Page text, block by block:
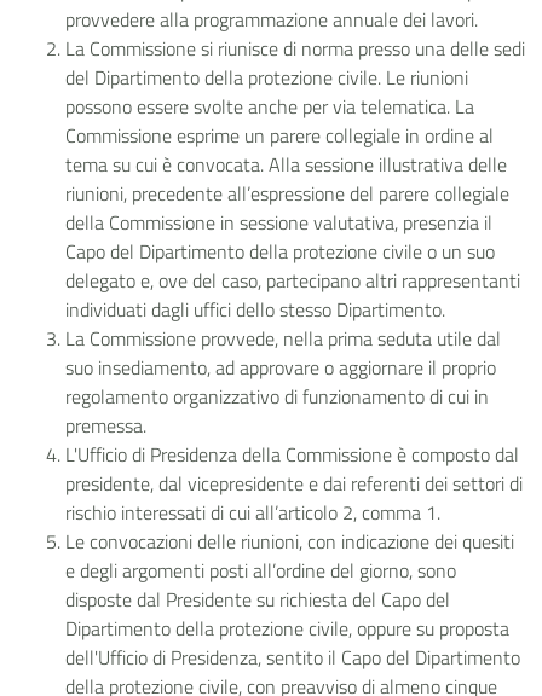
provvedere alla programmazione annuale dei lavori.
La Commissione si riunisce di norma presso una delle sedi
del Dipartimento della protezione civile. Le riunioni
possono essere svolte anche per via telematica. La
Commissione esprime un parere collegiale in ordine al
tema su cui è convocata. Alla sessione illustrativa delle
riunioni, precedente all’espressione del parere collegiale
della Commissione in sessione valutativa, presenzia il
Capo del Dipartimento della protezione civile o un suo
delegato e, ove del caso, partecipano altri rappresentanti
individuatidagli uffici dello stesso Dipartimento.
La Commissione provvede, nella prima seduta utile dal
suo insediamento, ad approvare o aggiornare il proprio
regolamento organizzativo di funzionamento di cui in
premessa.
L'Ufficio di Presidenza della Commissione è composto dal
presidente, dal vicepresidente e dai referenti dei settori di
rischio interessati di cui all’articolo 2, comma 1.
Le convocazioni delle riunioni, con indicazione dei quesiti
e degli argomenti posti all’ordine del giorno, sono
disposte dal Presidente su richiesta del Capo del
Dipartimento della protezione civile, oppure su proposta
dell'Ufficio di Presidenza, sentito il Capo del Dipartimento
della protezione civile, con preavviso di almeno cinque